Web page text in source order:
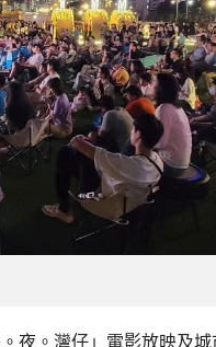
夜。灣仔」電影放映及